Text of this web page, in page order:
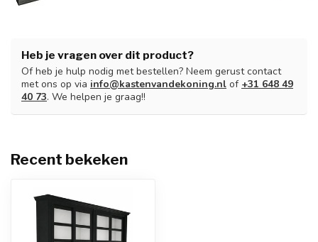
Heb je vragen over dit product?
Of heb je hulp nodig met bestellen? Neem gerust contact
met ons op via info@kastenvandekoning.nl of +31 648 49
40 73. We helpen je graag!!
Recent bekeken